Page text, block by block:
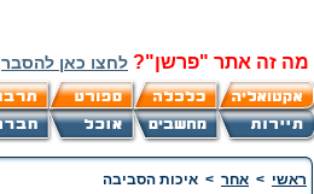
מה זה אתר "פרשן"? לחצו כאן להסבר
ראשי > אחר > איכות הסביבה